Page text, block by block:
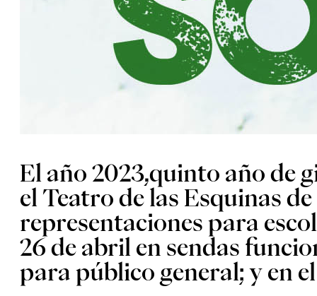
El año 2023,quinto año de
el Teatro de las Esquinas
representaciones para
26 de abril en sendas
para público general; y en